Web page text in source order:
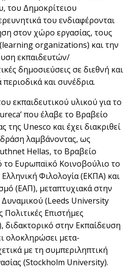
του Δημοκρίτειου
του ενδιαφέρονται
στον χώρο εργασίας, τους
organizations) και την
εκπαιδευτών/
δημοσιεύσεις σε διεθνή και
και συνέδρια.
εκπαιδευτικού υλικού για το
που έλαβε το Βραβείο
της Unesco και έχει διακριθεί
λαμβάνοντας, ως
Hellas, το Βραβείο
Ευρωπαϊκό Κοινοβούλιο το
Φιλολογία (ΕΚΠΑ) και
(ΕΑΠ), μεταπτυχιακά στην
(Leeds University
Πολιτικές Επιστήμες
διδακτορικό στην Εκπαίδευση
ολοκληρώσει μετα-
με τη συμπεριληπτική
(Stockholm University).